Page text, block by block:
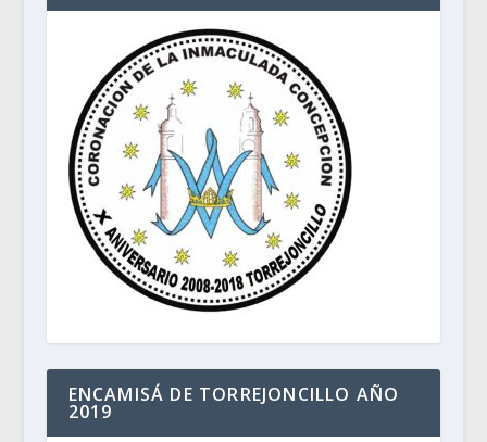
ENCAMISÁ DE TORREJONCILLO AÑO
2019